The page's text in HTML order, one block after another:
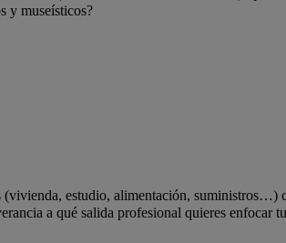
y museísticos?
(vivienda, estudio, alimentación,
a qué salida profesional quieres enfocar